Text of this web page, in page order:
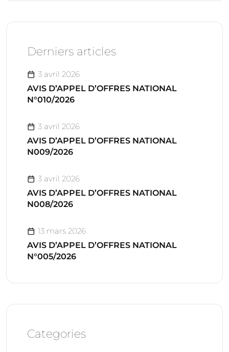
Derniers articles
3 avril 2026
AVIS D’APPEL D’OFFRES NATIONAL
N°010/2026
3 avril 2026
AVIS D’APPEL D’OFFRES NATIONAL
N009/2026
3 avril 2026
AVIS D’APPEL D’OFFRES NATIONAL
N008/2026
13 mars 2026
AVIS D’APPEL D’OFFRES NATIONAL
N°005/2026
Categories